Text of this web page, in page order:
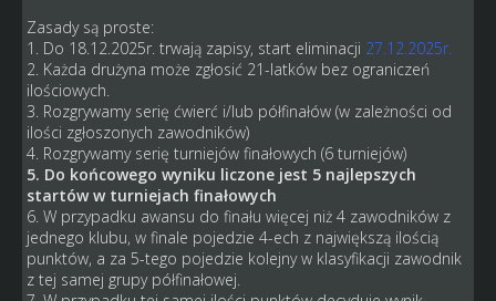
Zasady są proste:
1. Do 18.12.2025r. trwają zapisy, start eliminacji 27.12.2025r.
2. Każda drużyna może zgłosić 21-latków bez ograniczeń
ilościowych.
3. Rozgrywamy serię ćwierć i/lub półfinałów (w zależności od
ilości zgłoszonych zawodników)
4. Rozgrywamy serię turniejów finałowych (6 turniejów)
5. Do końcowego wyniku liczone jest 5 najlepszych
startów w turniejach finałowych
6. W przypadku awansu do finału więcej niż 4 zawodników z
jednego klubu, w finale pojedzie 4-ech z największą ilością
punktów, a za 5-tego pojedzie kolejny w klasyfikacji zawodnik
z tej samej grupy półfinałowej.